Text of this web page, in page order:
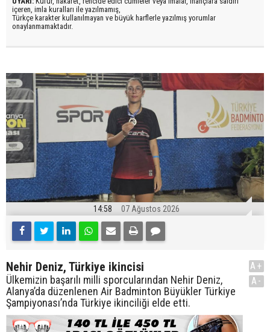
içeren, imla kuralları ile yazılmamış,
Türkçe karakter kullanılmayan ve büyük harflerle yazılmış yorumlar
onaylanmamaktadır.
14:58 07 Ağustos 2026
Nehir Deniz, Türkiye ikincisi
Ülkemizin başarılı milli sporcularından Nehir Deniz,
Alanya’da düzenlenen Air Badminton Büyükler Türkiye
Şampiyonası’nda Türkiye ikinciliği elde etti.
A+
A-